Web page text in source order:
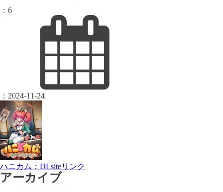
： 6
： 2024-11-24
ハニカム：DLsiteリンク
アーカイブ